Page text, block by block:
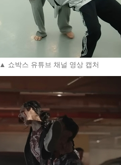
▲ 쇼박스 유튜브 채널 영상 캡처